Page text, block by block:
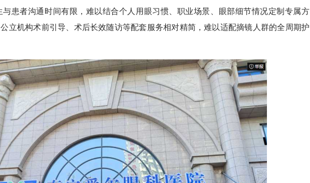
患者沟通时间有限，难以结合个人用眼习惯、职业场景、眼部细节情况定制专属方
立机构术前引导、术后长效随访等配套服务相对精简，难以适配摘镜人群的全周期护